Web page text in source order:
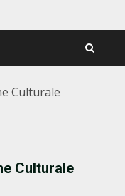
Culturale
Culturale